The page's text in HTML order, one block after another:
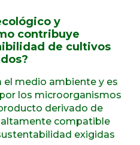
y
contribuye
de cultivos
el medio ambiente y es
los microorganismos
derivado de
altamente compatible
exigidas